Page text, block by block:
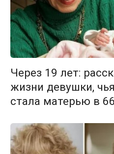
Через 19 лет:
жизни девушки,
стала матерью в